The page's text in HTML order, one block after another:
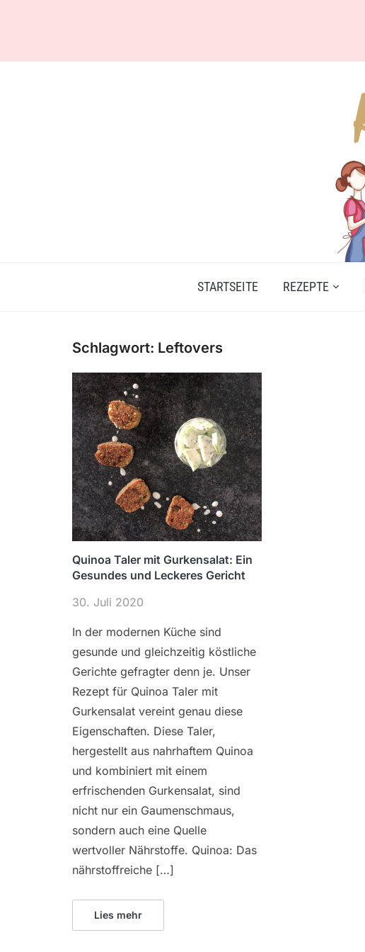
STARTSEITE REZEPTE
Schlagwort: Leftovers
Quinoa Taler mit Gurkensalat: Ein
Gesundes und Leckeres Gericht
30. Juli 2020
In der modernen Küche sind
gesunde und gleichzeitig köstliche
Gerichte gefragter denn je. Unser
Rezept für Quinoa Taler mit
Gurkensalat vereint genau diese
Eigenschaften. Diese Taler,
hergestellt aus nahrhaftem Quinoa
und kombiniert mit einem
erfrischenden Gurkensalat, sind
nicht nur ein Gaumenschmaus,
sondern auch eine Quelle
wertvoller Nährstoffe. Quinoa: Das
nährstoffreiche […]
Lies mehr